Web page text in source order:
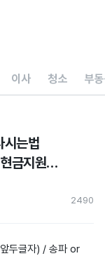
이사 청소 부
시는법
금지원
2490
두글자) / 송파 or